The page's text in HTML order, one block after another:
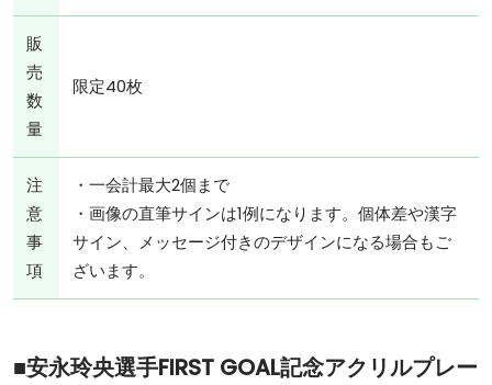
販
売
数
量
限定40枚
注
意
事
項
・一会計最大2個まで
・画像の直筆サインは1例になります。個体差や漢字
サイン、メッセージ付きのデザインになる場合もご
ざいます。
■安永玲央選手FIRST GOAL記念アクリルプレー